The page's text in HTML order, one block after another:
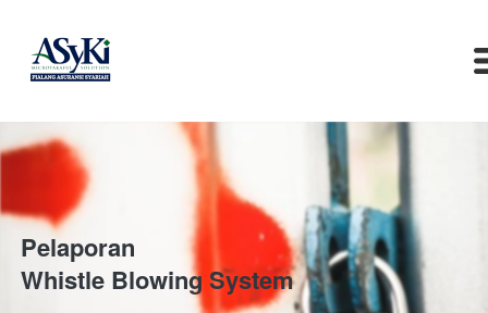
Pelaporan
Whistle Blowing System